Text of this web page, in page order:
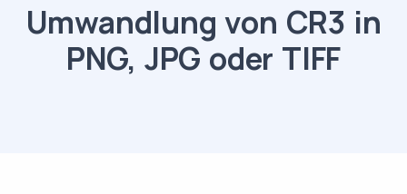
Umwandlung von CR3 in
PNG, JPG oder TIFF